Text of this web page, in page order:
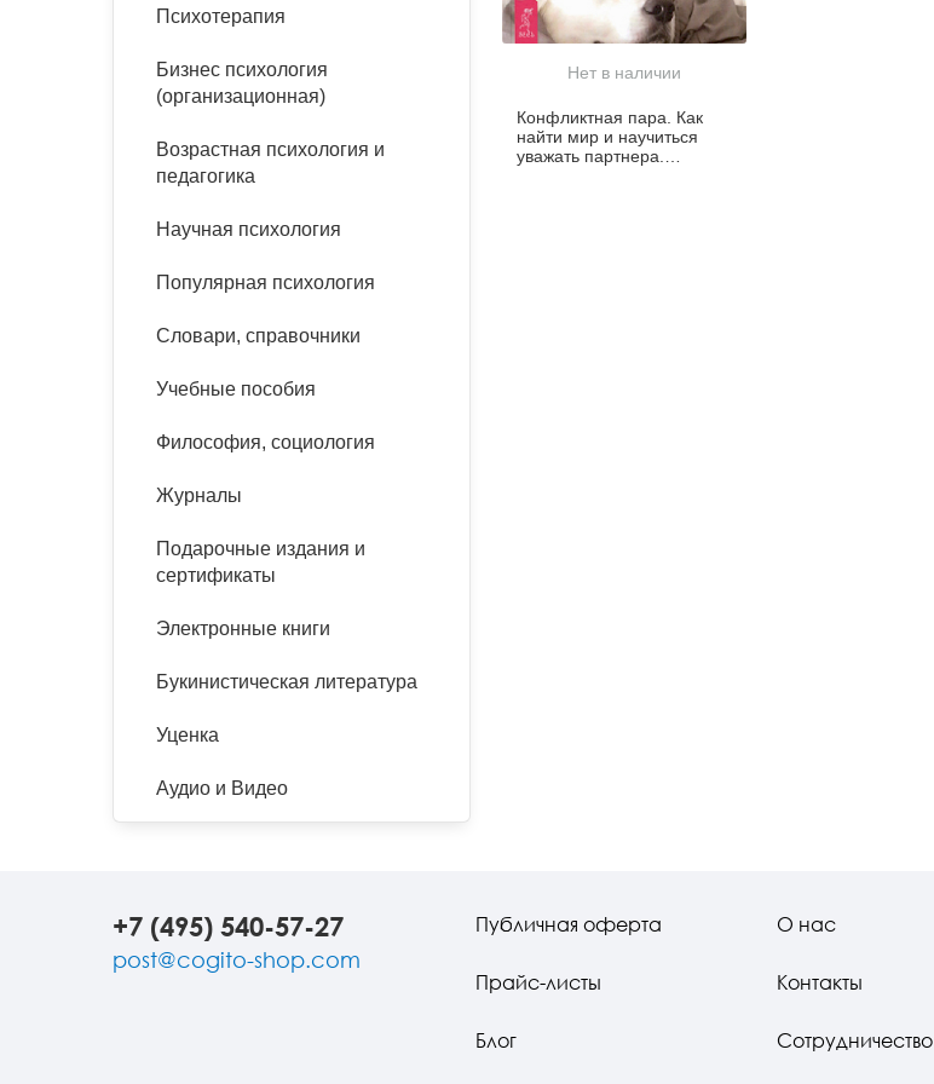
панические атаки
Психодрама
Сказкотерапия
психотерапии
Классический, эриксоновский
эргономика
Социальная психология
Психология развития
организационная психология
психоанализ
Психотерапия
Бизнес психология
(организационная)
Возрастная психология и
педагогика
Научная психология
Популярная психология
Словари, справочники
Учебные пособия
Философия, социология
Журналы
Подарочные издания и
сертификаты
Электронные книги
Букинистическая литература
Уценка
Аудио и Видео
Нет в наличии
Конфликтная пара. Как
найти мир и научиться
уважать партнера.
+7 (495) 540-57-27
post@cogito-shop.com
Публичная оферта
Прайс-листы
Блог
О нас
Контакты
Сотрудничество